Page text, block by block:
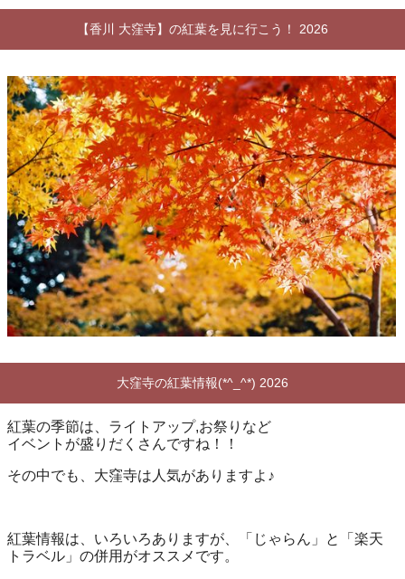
【香川 大窪寺】の紅葉を見に行こう！ 2026
大窪寺の紅葉情報(*^_^*) 2026
紅葉の季節は、ライトアップ,お祭りなど
イベントが盛りだくさんですね！！
その中でも、大窪寺は人気がありますよ♪
紅葉情報は、いろいろありますが、「じゃらん」と「楽天
トラベル」の併用がオススメです。